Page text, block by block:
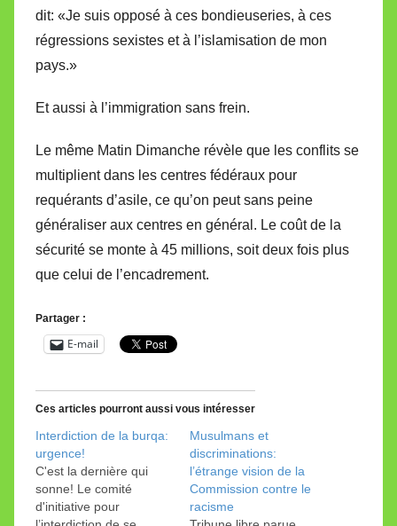
dit: «Je suis opposé à ces bondieuseries, à ces
régressions sexistes et à l’islamisation de mon
pays.»
Et aussi à l’immigration sans frein.
Le même Matin Dimanche révèle que les conflits se
multiplient dans les centres fédéraux pour
requérants d’asile, ce qu’on peut sans peine
généraliser aux centres en général. Le coût de la
sécurité se monte à 45 millions, soit deux fois plus
que celui de l’encadrement.
Partager :
E-mail
Ces articles pourront aussi vous intéresser
Interdiction de la burqa:
urgence!
C'est la dernière qui
sonne! Le comité
d'initiative pour
Musulmans et
discriminations:
l’étrange vision de la
Commission contre le
racisme